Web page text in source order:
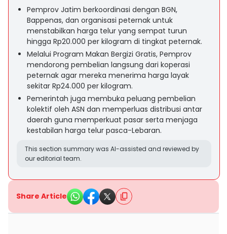
Pemprov Jatim berkoordinasi dengan BGN,
Bappenas, dan organisasi peternak untuk
menstabilkan harga telur yang sempat turun
hingga Rp20.000 per kilogram di tingkat peternak.
Melalui Program Makan Bergizi Gratis, Pemprov
mendorong pembelian langsung dari koperasi
peternak agar mereka menerima harga layak
sekitar Rp24.000 per kilogram.
Pemerintah juga membuka peluang pembelian
kolektif oleh ASN dan memperluas distribusi antar
daerah guna memperkuat pasar serta menjaga
kestabilan harga telur pasca-Lebaran.
This section summary was AI-assisted and reviewed by
our editorial team.
Share Article